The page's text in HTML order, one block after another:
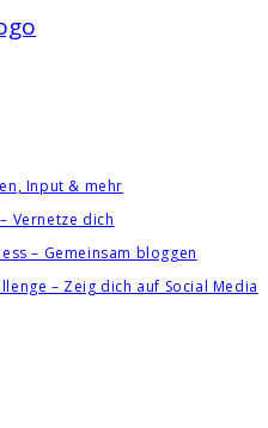
Input & mehr
Vernetze dich
– Gemeinsam bloggen
– Zeig dich auf Social Media